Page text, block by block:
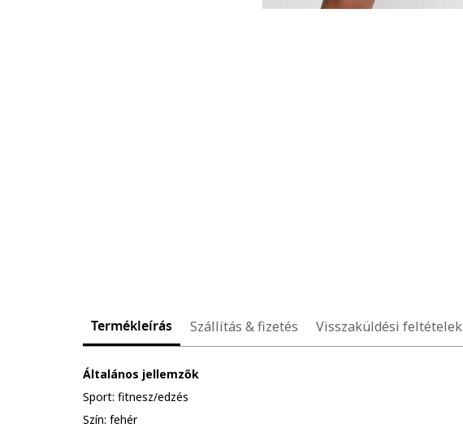
Termékleírás Szállítás & fizetés Visszaküldési feltételek
Általános jellemzők
Sport: fitnesz/edzés
Szín: fehér